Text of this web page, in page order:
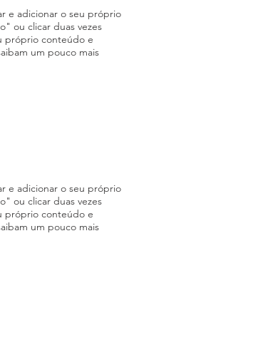
e adicionar o seu próprio
ou clicar duas vezes
próprio conteúdo e
um pouco mais
e adicionar o seu próprio
ou clicar duas vezes
próprio conteúdo e
um pouco mais